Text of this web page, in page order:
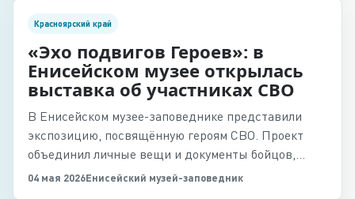
Красноярский край
«Эхо подвигов Героев»: в
Енисейском музее открылась
выставка об участниках СВО
В Енисейском музее-заповеднике представили
экспозицию, посвящённую героям СВО. Проект
объединил личные вещи и документы бойцов,
акцентируя внимание на человеческих судьбах.
04 мая 2026Енисейский музей-заповедник